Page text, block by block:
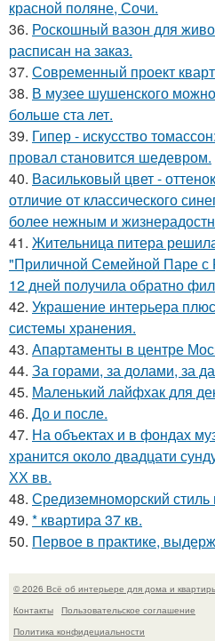
красной поляне, Сочи.
36. Роскошный вазон для
расписан на заказ.
37. Современный проект
38. В музее шушенского
больше ста лет.
39. Гипер - искусство
провал становится шедевром.
40. Васильковый цвет -
отличие от классического
более нежным и
41. Жительница питера
"Приличной Семейной Паре с
12 дней получила обратно
42. Украшение интерьера
системы хранения.
43. Апартаменты в центре
44. За горами, за долами, за
45. Маленький лайфхак для
46. До и после.
47. На объектах и в фондах
хранится около двадцати
ХХ вв.
48. Средиземноморский стиль
49. * квартира 37 кв.
50. Первое в практике,
© 2026 Всё об интерьере для дома и
Контакты
Пользовательское соглашение
Политика конфидециальности